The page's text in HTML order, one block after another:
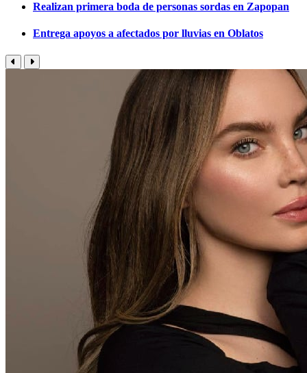
Realizan primera boda de personas sordas en Zapopan
Entrega apoyos a afectados por lluvias en Oblatos